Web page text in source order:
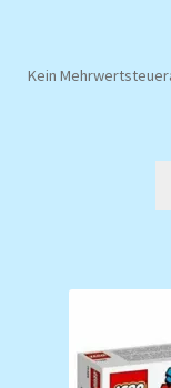
Kein